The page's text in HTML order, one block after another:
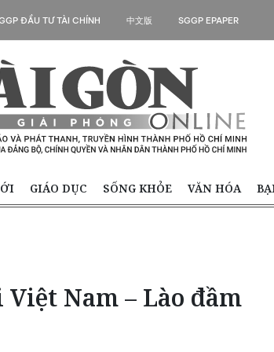
ĐẦU TƯ TÀI CHÍNH 中文版 SGGP EPAPER
GIÁO DỤC SỐNG KHỎE VĂN HÓA
Nam – Lào đầm